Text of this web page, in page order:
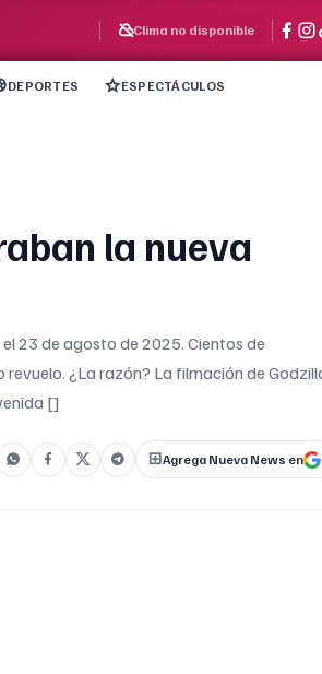
Clima no disponible
DEPORTES ESPECTÁCULOS
la nueva
23 de agosto de 2025. Cientos de
¿La razón? La filmación de
[]
Agrega Nueva News en